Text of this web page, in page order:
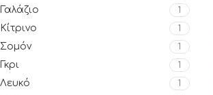
Γαλάζιο 1
Κίτρινο 1
Σομόν 1
Γκρι 1
Λευκό 1